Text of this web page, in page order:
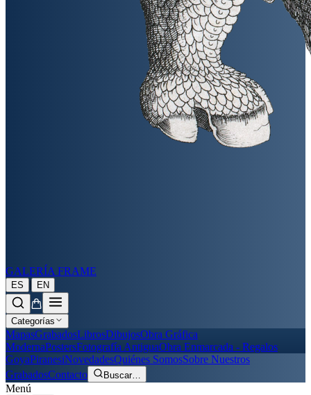
GALERÍA FRAME
ES | EN
Categorías
MapasGrabadosLibrosDibujosObra Gráfica
ModernaPostersFotografía AntiguaObra Enmarcada - Regalos
GoyaPiranesiNovedadesQuiénes SomosSobre Nuestros
GrabadosContacto Buscar…
Menú